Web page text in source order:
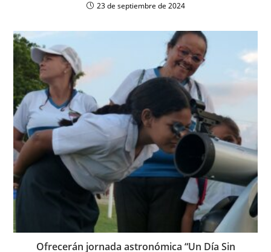
23 de septiembre de 2024
Ofrecerán jornada astronómica “Un Día Sin